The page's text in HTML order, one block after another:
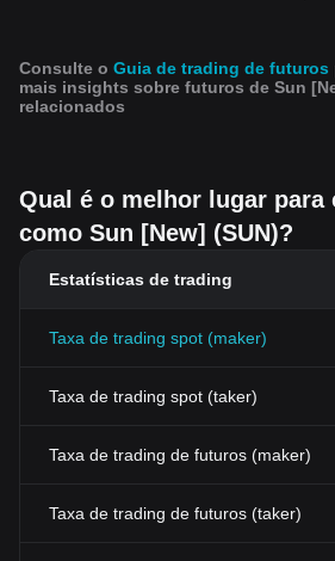
Consulte o Guia de trading de futuros
mais insights sobre futuros de Sun
relacionados
Qual é o melhor lugar
como Sun [New] (SUN)?
Estatísticas de trading
Taxa de trading spot (maker)
Taxa de trading spot (taker)
Taxa de trading de futuros (maker)
Taxa de trading de futuros (taker)